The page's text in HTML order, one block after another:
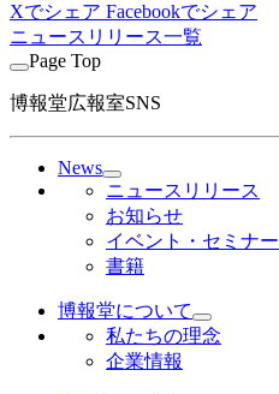
Xでシェア Facebookでシェア
ニュースリリース一覧
Page Top
博報堂広報室SNS
News
ニュースリリース
お知らせ
イベント・セミナー
書籍
博報堂について
私たちの理念
企業情報